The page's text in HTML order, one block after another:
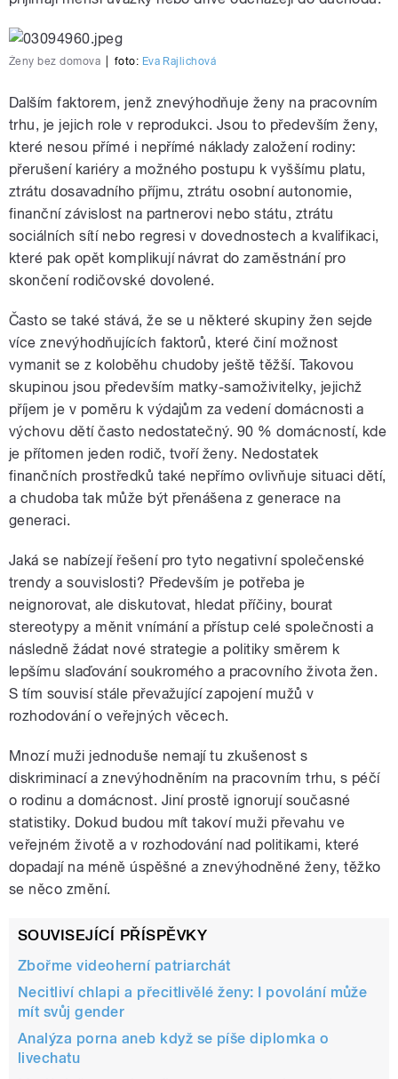
Ženy bez domova foto: Eva Rajlichová
Dalším faktorem, jenž znevýhodňuje ženy na pracovním
trhu, je jejich role v reprodukci. Jsou to především ženy,
které nesou přímé i nepřímé náklady založení rodiny:
přerušení kariéry a možného postupu k vyššímu platu,
ztrátu dosavadního příjmu, ztrátu osobní autonomie,
finanční závislost na partnerovi nebo státu, ztrátu
sociálních sítí nebo regresi v dovednostech a kvalifikaci,
které pak opět komplikují návrat do zaměstnání pro
skončení rodičovské dovolené.
Často se také stává, že se u některé skupiny žen sejde
více znevýhodňujících faktorů, které činí možnost
vymanit se z koloběhu chudoby ještě těžší. Takovou
skupinou jsou především matky-samoživitelky, jejichž
příjem je v poměru k výdajům za vedení domácnosti a
výchovu dětí často nedostatečný. 90 % domácností, kde
je přítomen jeden rodič, tvoří ženy. Nedostatek
finančních prostředků také nepřímo ovlivňuje situaci dětí,
a chudoba tak může být přenášena z generace na
generaci.
Jaká se nabízejí řešení pro tyto negativní společenské
trendy a souvislosti? Především je potřeba je
neignorovat, ale diskutovat, hledat příčiny, bourat
stereotypy a měnit vnímání a přístup celé společnosti a
následně žádat nové strategie a politiky směrem k
lepšímu slaďování soukromého a pracovního života žen.
S tím souvisí stále převažující zapojení mužů v
rozhodování o veřejných věcech.
Mnozí muži jednoduše nemají tu zkušenost s
diskriminací a znevýhodněním na pracovním trhu, s péčí
o rodinu a domácnost. Jiní prostě ignorují současné
statistiky. Dokud budou mít takoví muži převahu ve
veřejném životě a v rozhodování nad politikami, které
dopadají na méně úspěšné a znevýhodněné ženy, těžko
se něco změní.
SOUVISEJÍCÍ PŘÍSPĚVKY
Zbořme videoherní patriarchát
Necitliví chlapi a přecitlivělé ženy: I povolání může
mít svůj gender
Analýza porna aneb když se píše diplomka o
livechatu